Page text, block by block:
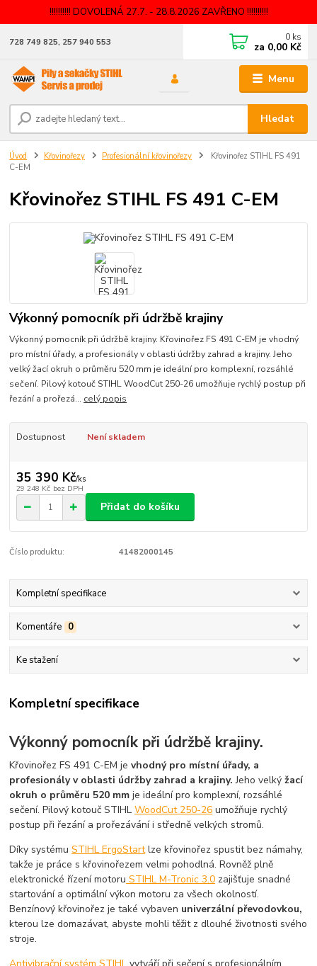
!!!!!!!!!! DOVOLENÁ 27.7. - 28.8.2026 ZAVŘENO !!!!!!!!!!
Menu
Hledat
728 749 825, 257 940 553 0 ks
za 0,00 Kč
Úvod Křovinořezy Profesionální křovinořezy
Křovinořez STIHL FS 491
C-EM
Křovinořez STIHL FS 491 C-EM
Výkonný pomocník při údržbě krajiny
Výkonný pomocník při údržbě krajiny. Křovinořez FS 491 C-EM je vhodný
pro místní úřady, a profesionály v oblasti údržby zahrad a krajiny. Jeho
velký žací okruh o průměru 520 mm je ideální pro komplexní, rozsáhlé
sečení. Pilový kotouč STIHL WoodCut 250-26 umožňuje rychlý postup při
řezání a prořezá... celý popis
Dostupnost Není skladem
35 390 Kč/ks
29 248 Kč bez DPH
Přidat do košíku
Číslo produktu: 41482000145
Kompletní specifikace
Komentáře 0
Ke stažení
Kompletní specifikace
Výkonný pomocník při údržbě krajiny.
Křovinořez FS 491 C-EM jevhodný pro místní úřady, a
profesionály v oblasti údržby zahrad a krajiny.Jeho velkýžací
okruh o průměru 520 mm je ideální pro komplexní, rozsáhlé
sečení. Pilový kotouč STIHLWoodCut 250-26 umožňuje rychlý
postup při řezání a prořezávání i středně velkých stromů.
Díky systémuSTIHL ErgoStartlze křovinořez spustit bez námahy,
takže je práce s křovinořezem velmi pohodlná. Rovněž plně
elektronické řízení motoru STIHL M-Tronic 3.0 zajišťuje snadné
startování a optimální výkon motoru za všech okolností.
Benzínový křovinořez je také vybaven univerzální převodovkou,
kterou lze domazávat, abyste mohli těžit z dlouhé životnosti svého
stroje.